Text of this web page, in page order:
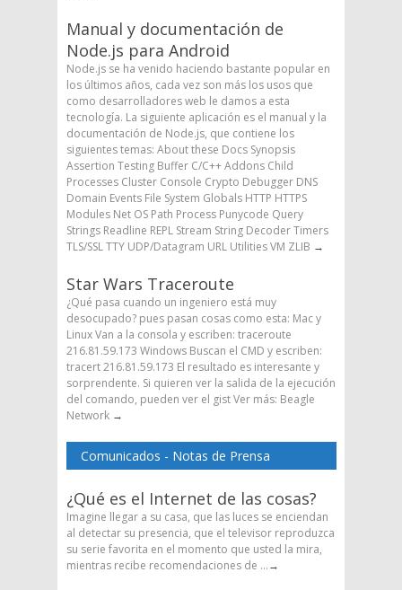
Manual y documentación de
Node.js para Android
Node.js se ha venido haciendo bastante popular en
los últimos años, cada vez son más los usos que
como desarrolladores web le damos a esta
tecnología. La siguiente aplicación es el manual y la
documentación de Node.js, que contiene los
siguientes temas: About these Docs Synopsis
Assertion Testing Buffer C/C++ Addons Child
Processes Cluster Console Crypto Debugger DNS
Domain Events File System Globals HTTP HTTPS
Modules Net OS Path Process Punycode Query
Strings Readline REPL Stream String Decoder Timers
TLS/SSL TTY UDP/Datagram URL Utilities VM ZLIB →
Star Wars Traceroute
¿Qué pasa cuando un ingeniero está muy
desocupado? pues pasan cosas como esta: Mac y
Linux Van a la consola y escriben: traceroute
216.81.59.173 Windows Buscan el CMD y escriben:
tracert 216.81.59.173 El resultado es interesante y
sorprendente. Si quieren ver la salida de la ejecución
del comando, pueden ver el gist Ver más: Beagle
Network →
Comunicados - Notas de Prensa
¿Qué es el Internet de las cosas?
Imagine llegar a su casa, que las luces se enciendan
al detectar su presencia, que el televisor reproduzca
su serie favorita en el momento que usted la mira,
mientras recibe recomendaciones de ...→